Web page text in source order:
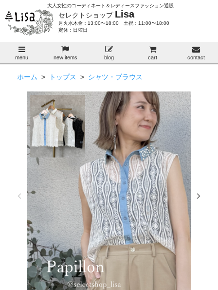
大人女性のコーディネート＆レディースファッション通販
セレクトショップ Lisa
月火水木金：13:00〜18:00 土祝：11:00〜18:00
定休：日曜日
menu new items blog cart contact
ホーム > トップス > シャツ・ブラウス